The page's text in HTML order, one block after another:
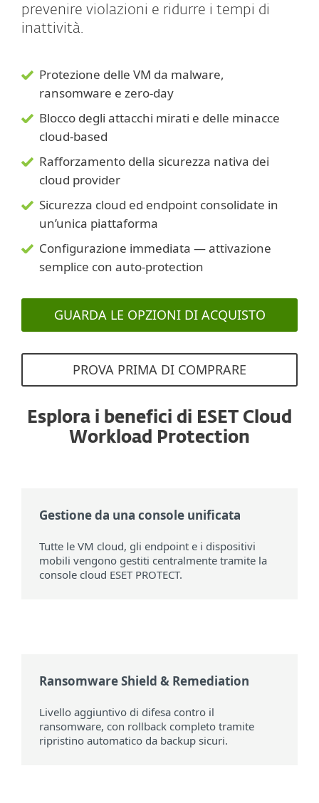
prevenire violazioni e ridurre i tempi di
inattività.
Protezione delle VM da malware,
ransomware e zero‑day
Blocco degli attacchi mirati e delle minacce
cloud-based
Rafforzamento della sicurezza nativa dei
cloud provider
Sicurezza cloud ed endpoint consolidate in
un’unica piattaforma
Configurazione immediata — attivazione
semplice con auto‑protection
GUARDA LE OPZIONI DI ACQUISTO
PROVA PRIMA DI COMPRARE
Esplora i benefici di ESET Cloud
Workload Protection
Gestione da una console unificata
Tutte le VM cloud, gli endpoint e i dispositivi
mobili vengono gestiti centralmente tramite la
console cloud ESET PROTECT.
Ransomware Shield & Remediation
Livello aggiuntivo di difesa contro il
ransomware, con rollback completo tramite
ripristino automatico da backup sicuri.